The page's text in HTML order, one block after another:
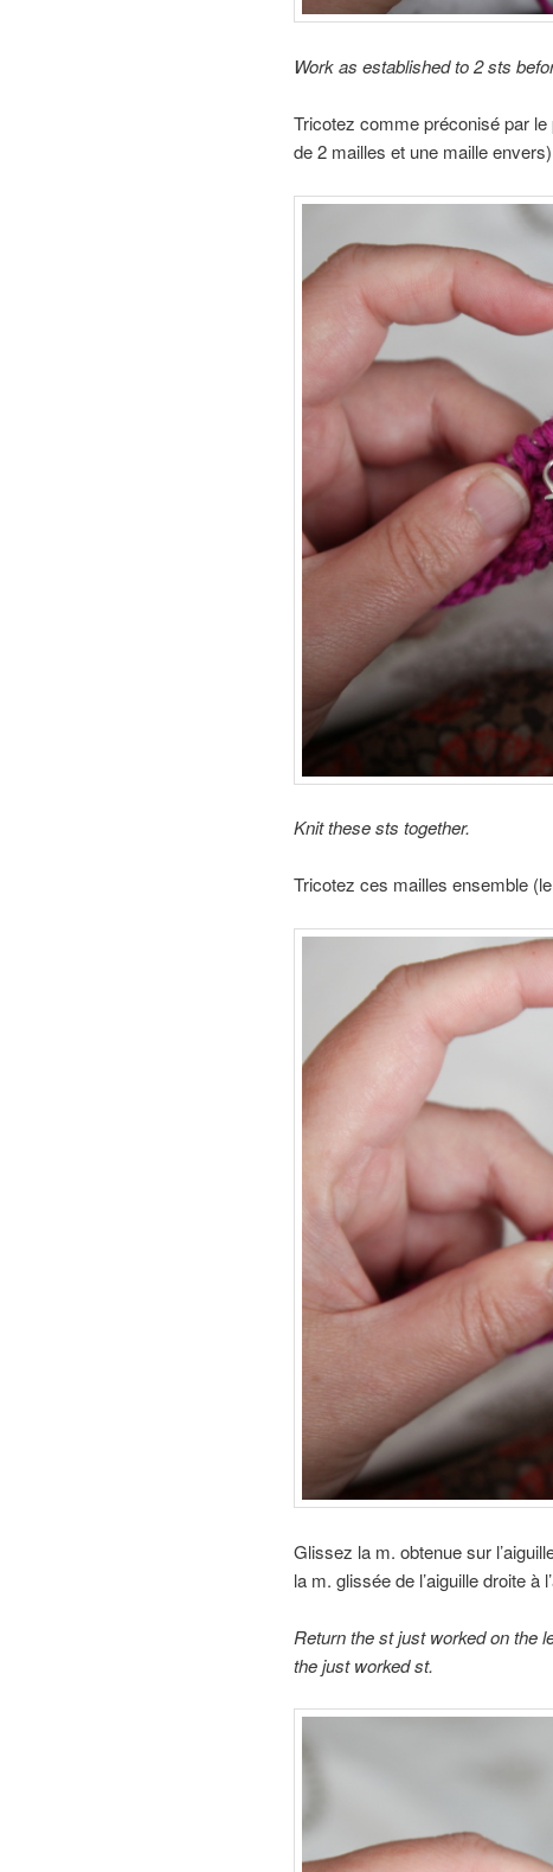
Work as established to 2 sts
Tricotez comme préconisé par
de 2 mailles et une maille envers)
Knit these sts together.
Tricotez ces mailles ensemble
Glissez la m. obtenue sur
la m. glissée de l’aiguille droite à
Return the st just worked on the
the just worked st.